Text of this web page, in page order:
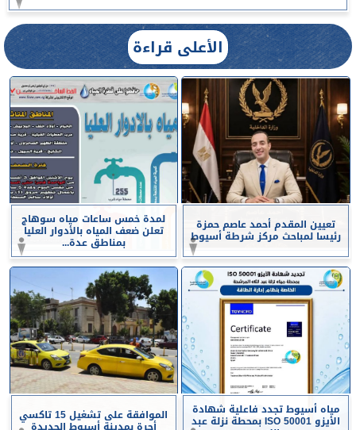
الأعلى قراءة
تعيين المقدم أحمد عاصم حمزة
رئيسا لمباحث مركز شرطة أسيوط
لمدة خمس ساعات مياه سوهاج
تعلن ضعف المياه بالأدوار العليا
بمناطق عدة...
مياه أسيوط تجدد فاعلية شهادة
الأيزو ISO 50001 بمحطة نزلة عبد الموافقة على تشغيل 15 تاكسي